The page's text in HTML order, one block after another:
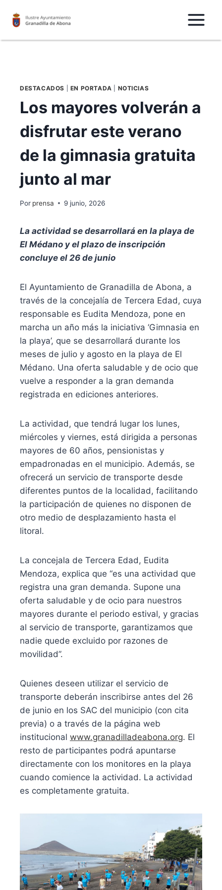
DESTACADOS EN PORTADA NOTICIAS
Los mayores volverán a
disfrutar este verano
de la gimnasia gratuita
junto al mar
Por prensa 9 junio, 2026
La actividad se desarrollará en la playa de
El Médano y el plazo de inscripción
concluye el 26 de junio
El Ayuntamiento de Granadilla de Abona, a
través de la concejalía de Tercera Edad, cuya
responsable es Eudita Mendoza, pone en
marcha un año más la iniciativa ‘Gimnasia en
la playa’, que se desarrollará durante los
meses de julio y agosto en la playa de El
Médano. Una oferta saludable y de ocio que
vuelve a responder a la gran demanda
registrada en ediciones anteriores.
La actividad, que tendrá lugar los lunes,
miércoles y viernes, está dirigida a personas
mayores de 60 años, pensionistas y
empadronadas en el municipio. Además, se
ofrecerá un servicio de transporte desde
diferentes puntos de la localidad, facilitando
la participación de quienes no disponen de
otro medio de desplazamiento hasta el
litoral.
La concejala de Tercera Edad, Eudita
Mendoza, explica que “es una actividad que
registra una gran demanda. Supone una
oferta saludable y de ocio para nuestros
mayores durante el periodo estival, y gracias
al servicio de transporte, garantizamos que
nadie quede excluido por razones de
movilidad”.
Quienes deseen utilizar el servicio de
transporte deberán inscribirse antes del 26
de junio en los SAC del municipio (con cita
previa) o a través de la página web
institucional www.granadilladeabona.org. El
resto de participantes podrá apuntarse
directamente con los monitores en la playa
cuando comience la actividad. La actividad
es completamente gratuita.